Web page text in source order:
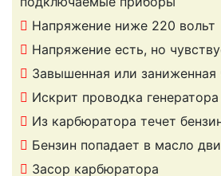
Напряжение ниже 220 вольт
Напряжение есть, но
Завышенная или заниженная
Искрит проводка генератора
Из карбюратора течет
Бензин попадает в масло
Засор карбюратора